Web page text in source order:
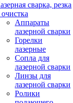
сварка, резка
Аппараты
лазерной сварки
Горелки
лазерные
Сопла для
лазерной сварки
Линзы для
лазерной сварки
Ролики